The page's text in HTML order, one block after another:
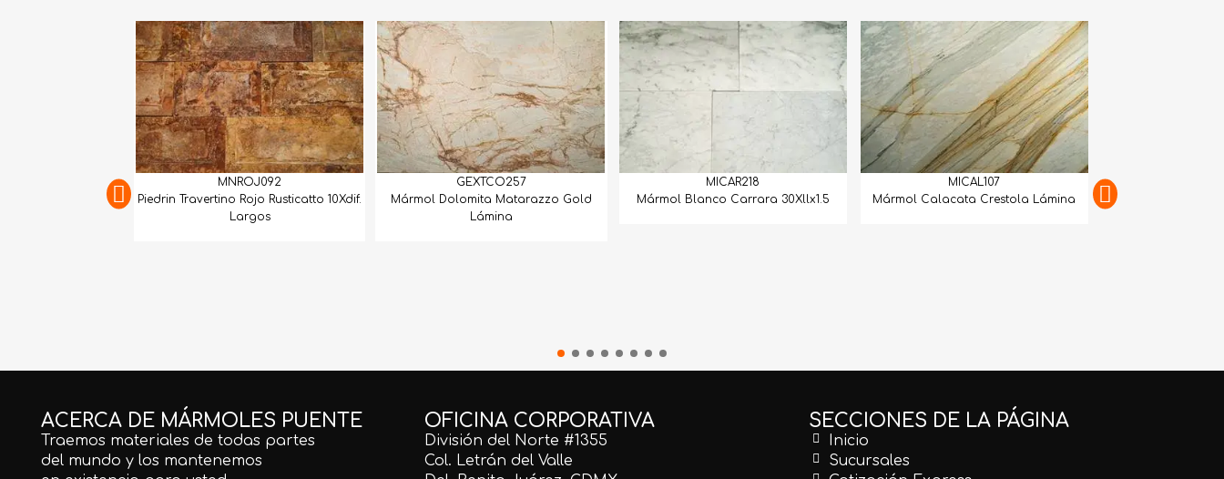
MNROJ092
Piedrin Travertino Rojo Rusticatto 10Xdif.
Largos
GEXTCO257
Mármol Dolomita Matarazzo Gold
Lámina
MICAR218
Mármol Blanco Carrara 30Xllx1.5
MICAL107
Mármol Calacata Crestola Lámina
ACERCA DE MÁRMOLES PUENTE
Traemos materiales de todas partes
del mundo y los mantenemos
OFICINA CORPORATIVA
División del Norte #1355
Col. Letrán del Valle
SECCIONES DE LA PÁGINA
Inicio
Sucursales